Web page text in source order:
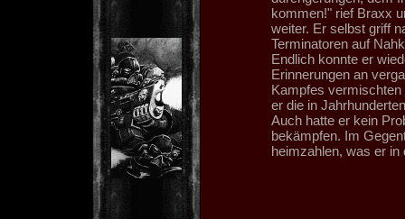
kommen!" rief Braxx
weiter. Er selbst griff
Terminatoren auf
Endlich konnte er
Erinnerungen an
Kampfes
er die in
Auch hatte er kein
bekämpfen. Im
heimzahlen, was er in